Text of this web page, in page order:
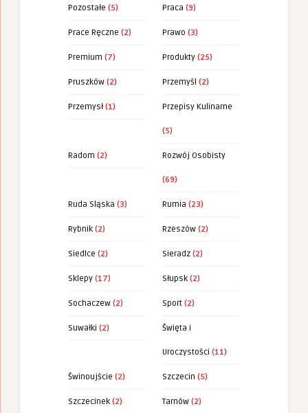
Pozostałe (5) Praca (9)
Prace Ręczne (2) Prawo (3)
Premium (7) Produkty (25)
Pruszków (2) Przemyśl (2)
Przemysł (1) Przepisy Kulinarne
(5)
Radom (2) Rozwój Osobisty
(69)
Ruda Sląska (3) Rumia (23)
Rybnik (2) Rzeszów (2)
Siedlce (2) Sieradz (2)
Sklepy (17) Słupsk (2)
Sochaczew (2) Sport (2)
Suwałki (2) Święta i
Uroczystości (11)
Świnoujście (2) Szczecin (5)
Szczecinek (2) Tarnów (2)